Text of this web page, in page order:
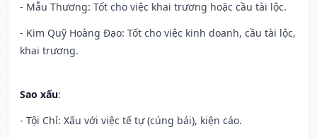
- Mẫu Thương: Tốt cho việc khai trương hoặc cầu tài lộc.
- Kim Quỹ Hoàng Đạo: Tốt cho việc kinh doanh, cầu tài lộc,
khai trương.
Sao xấu:
- Tội Chỉ: Xấu với việc tế tự (cúng bái), kiện cáo.